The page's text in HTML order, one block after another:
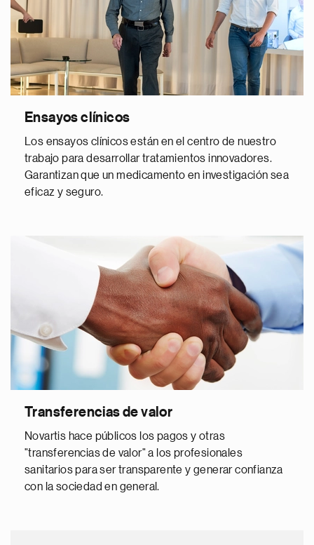
Ensayos clínicos
Los ensayos clínicos están en el centro de nuestro
trabajo para desarrollar tratamientos innovadores.
Garantizan que un medicamento en investigación sea
eficaz y seguro.
Transferencias de valor
Novartis hace públicos los pagos y otras
"transferencias de valor" a los profesionales
sanitarios para ser transparente y generar confianza
con la sociedad en general.